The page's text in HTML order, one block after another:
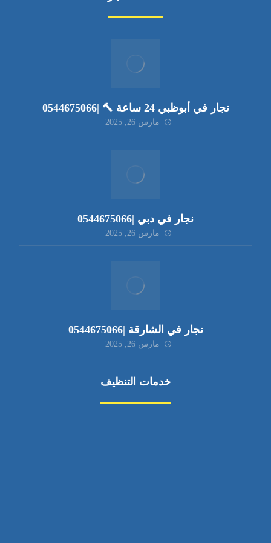
نجار في أبوظبي 24 ساعة 🔨 |0544675066
مارس 26, 2025
نجار في دبي |0544675066
مارس 26, 2025
نجار في الشارقة |0544675066
مارس 26, 2025
خدمات التنظيف